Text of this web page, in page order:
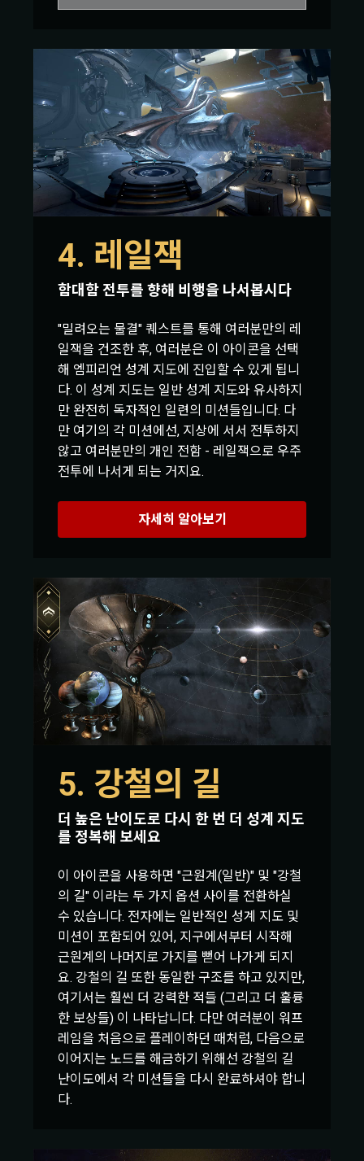
4. 레일잭
함대함 전투를 향해 비행을 나서봅시다
"밀려오는 물결" 퀘스트를 통해 여러분만의 레
일잭을 건조한 후, 여러분은 이 아이콘을 선택
해 엠피리언 성계 지도에 진입할 수 있게 됩니
다. 이 성계 지도는 일반 성계 지도와 유사하지
만 완전히 독자적인 일련의 미션들입니다. 다
만 여기의 각 미션에선, 지상에 서서 전투하지
않고 여러분만의 개인 전함 - 레일잭으로 우주
전투에 나서게 되는 거지요.
자세히 알아보기
5. 강철의 길
더 높은 난이도로 다시 한 번 더 성계 지도
를 정복해 보세요
이 아이콘을 사용하면 "근원계(일반)" 및 "강철
의 길" 이라는 두 가지 옵션 사이를 전환하실
수 있습니다. 전자에는 일반적인 성계 지도 및
미션이 포함되어 있어, 지구에서부터 시작해
근원계의 나머지로 가지를 뻗어 나가게 되지
요. 강철의 길 또한 동일한 구조를 하고 있지만,
여기서는 훨씬 더 강력한 적들 (그리고 더 훌륭
한 보상들) 이 나타납니다. 다만 여러분이 워프
레임을 처음으로 플레이하던 때처럼, 다음으로
이어지는 노드를 해금하기 위해선 강철의 길
난이도에서 각 미션들을 다시 완료하셔야 합니
다.